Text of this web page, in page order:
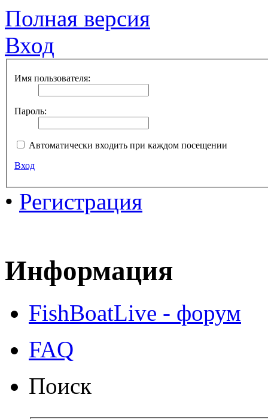
Полная версия
Вход
Имя пользователя:
Пароль:
Автоматически входить при каждом посещении
Вход
• Регистрация
Информация
FishBoatLive - форум
FAQ
Поиск